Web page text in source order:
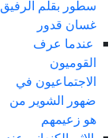
سطور بقلم الرفيق
غسان قدور
عندما عرف
القوميون
الاجتماعيون في
ضهور الشوير من
هو زعيمهم